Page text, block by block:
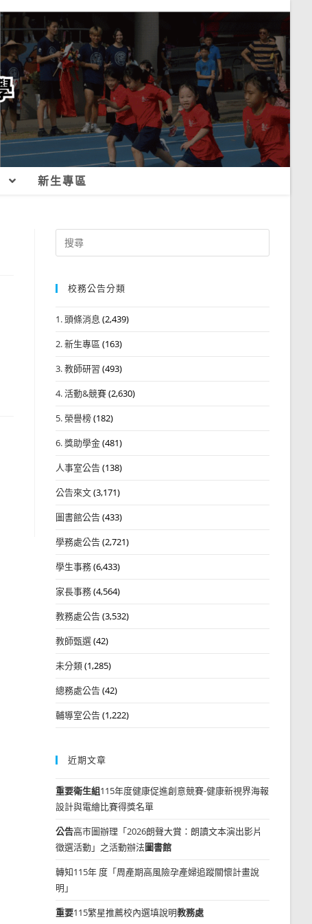
新生專區
Search
for:
校務公告分類
1. 頭條消息 (2,439)
2. 新生專區 (163)
3. 教師研習 (493)
4. 活動&競賽(2,630)
5. 榮譽榜(182)
6. 獎助學金(481)
人事室公告(138)
公告來文(3,171)
圖書館公告(433)
學務處公告(2,721)
學生事務(6,433)
家長事務(4,564)
教務處公告(3,532)
教師甄選(42)
未分類(1,285)
總務處公告(42)
輔導室公告(1,222)
近期文章
重要衛生組115年度健康促進創意競賽-健康新視界海報
設計與電繪比賽得獎名單
公告高市圖辦理「2026朗聲大賞：朗讀文本演出影片
徵選活動」之活動辦法圖書館
轉知115年 度「周產期高風險孕產婦追蹤關懷計畫說
明」
重要115繁星推薦校內選填說明教務處